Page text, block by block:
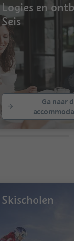
Logies en
Seis
Ga naar
Skischolen